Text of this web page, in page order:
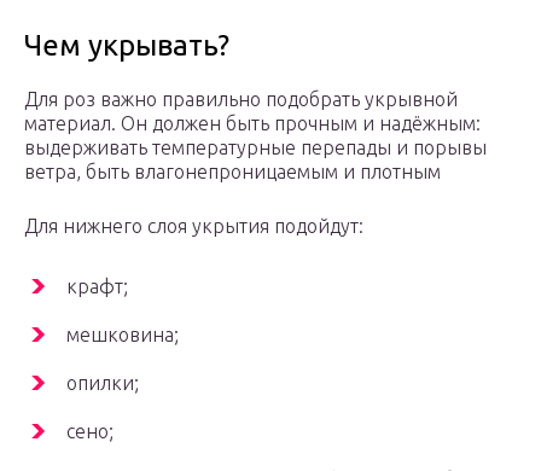
Чем укрывать?
Для роз важно правильно подобрать укрывной
материал. Он должен быть прочным и надёжным:
выдерживать температурные перепады и порывы
ветра, быть влагонепроницаемым и плотным
Для нижнего слоя укрытия подойдут:
крафт;
мешковина;
опилки;
сено;